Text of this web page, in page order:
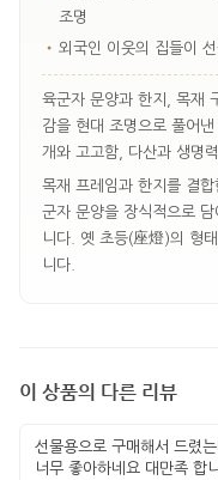
조명
• 외국인 이웃의 집들이
육군자 문양과 한지, 목재
감을 현대 조명으로 풀어
개와 고고함, 다산과 생명
목재 프레임과 한지를 결
군자 문양을 장식적으로
니다. 옛 초등(座燈)의 형
니다.
이 상품의 다른 리뷰
선물용으로 구매해서 드렸는
너무 좋아하네요 대만족 합